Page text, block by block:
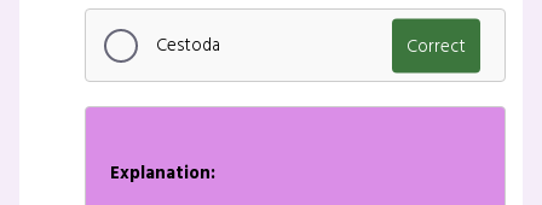
Cestoda Correct
Explanation: